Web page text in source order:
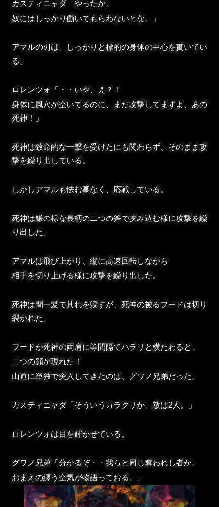
カスティニャダ「やったか。
奴にはしっかり働いてもらわないとな。」
アマルの刃は、しっかりと標的の身体の中心を貫いてい
る。
ロレンツォ「・・いや、え？！
身体に風穴が空いてるのに、まだ攻撃してますよ、あの
死神！」
死神は致命的な一撃を受けたにも関わらず、そのまま攻
撃を繰り出している。
しかしアマルも怯む事なく、応戦している。
死神は鎌の様な長柄の二つの斧で挟み込む様に攻撃を繰
り出した。
アマルは飛び上がり、縦に高速回転しながら
相手を切り上げる様に攻撃を繰り出した。
死神は間一髪で其れを躱すが、死神の被るフードは切り
裂かれた。
フードが死神の両肩に等間隔でハラリと横たわると、
二つの顔が現れた！
山道に単独で突入してきたのは、グワノ兄弟だった。
カスティニャダ「そういうカラクリか、敵は2人。」
ロレンツォは目を輝かせている。
グワノ兄弟「分かるぞ・・我らと同じ奪われし者か。
おまえの纏う空気が物語っておる。」